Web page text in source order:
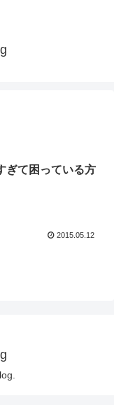
ぎて困っている方
2015.05.12